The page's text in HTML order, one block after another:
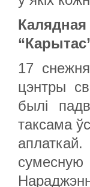
17
цэнтры
былі
таксама
сумесную